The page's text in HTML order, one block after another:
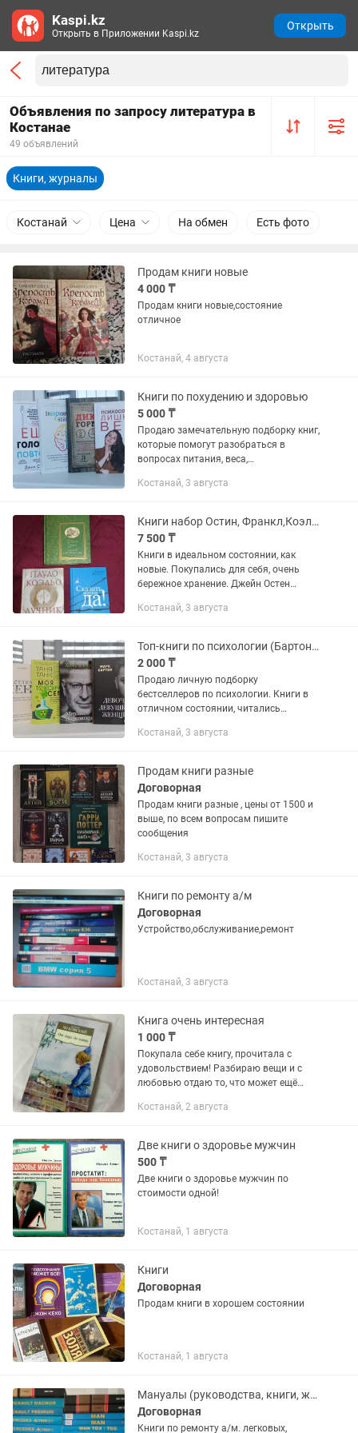
Объявления по запросу литература в
Костанае
49 объявлений
Книги, журналы
Костанай Цена На обмен Есть фото
Продам книги новые
4 000 ₸
Продам книги новые,состояние
отличное
Костанай, 4 августа
Книги по похудению и здоровью
5 000 ₸
Продаю замечательную подборку книг,
которые помогут разобраться в
вопросах питания, веса,
идеальном состоянии, бережное
качественную...
Костанай, 3 августа
Книги набор Остин, Франкл,Коэльо
7 500 ₸
Книги в идеальном состоянии, как
новые. Покупались для себя, очень
бережное хранение. Джейн Остен
роскошное издание с иллюстрациями
Костанай, 3 августа
Топ-книги по психологии (Бартон, Таня Танк, Лабковский)
2 000 ₸
Продаю личную подборку
бестселлеров по психологии. Книги в
отличном состоянии, читались
у всех (кроме Лабковского). Цены по
Костанай, 3 августа
Продам книги разные
Договорная
Продам книги разные , цены от 1500 и
выше, по всем вопросам пишите
сообщения
Костанай, 3 августа
Книги по ремонту а/м
Договорная
Устройство,обслуживание,ремонт
Костанай, 3 августа
Книга очень интересная
1 000 ₸
Покупала себе книгу, прочитала с
удовольствием! Разбираю вещи и с
любовью отдаю то, что может ещё
Пишите через приложение — на звонки
Костанай, 2 августа
Две книги о здоровье мужчин
500 ₸
Две книги о здоровье мужчин по
стоимости одной!
Костанай, 1 августа
Книги
Договорная
Продам книги в хорошем состоянии
Костанай, 1 августа
Мануалы (руководства, книги, журналы) по ремонту и обслуживанию а/м
Договорная
Книги по ремонту а/м. легковых,
Kaspi.kz
Открыть в Приложении Kaspi.kz
Открыть